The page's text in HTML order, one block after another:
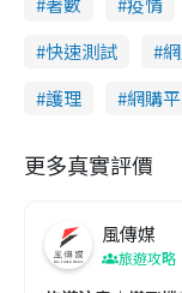
快速測試
護理
網購
更多真實評價
風傳媒
旅遊攻略